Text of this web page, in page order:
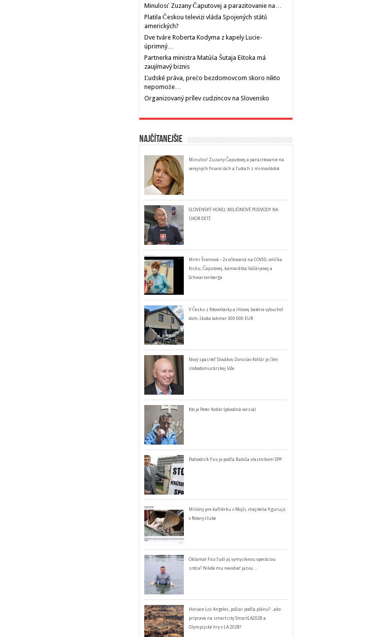
Minulosť Zuzany Čaputovej a parazitovanie na…
Platila Českou televizi vláda Spojených států
amerických?
Dve tváre Roberta Kodyma z kapely Lucie-
úprimný…
Partnerka ministra Matúša Šutaja Eštoka má
zaujímavý biznis
Ľudské práva, prečo bezdomovcom skoro nikto
nepomože…
Organizovaný prílev cudzincov na Slovensko
Najčítanejšie
Minulosť Zuzany Čaputovej a parazitovanie na
verejných financiách a ľudoch z mimovládok
SLOVENSKÝ HOKEJ: MILIÓNOVÉ PODVODY NA
ÚKOR DETÍ
Mimi Šramová – 2x očkovaná na COVID, volička
Kisku, Čaputovej, kamarátka Vašáryovej a
Schwarzenberga
V Česku z fotovoltaiky a lítiovej batérie vybuchol
dom, škoda takmer 300 000 EUR
Nový spasiteľ Slovákov Zoroslav Kollár je člen
slobodomurárskej lóže
Kto je Peter Kotlár (pôvodná verzia)
Podvodník Fico je podľa Babiša vlastníkom SPP
Milióny pre kafilérku v Mojši, majitelia figurujú
v Rotary clube
Oklamal Fico ľudí aj vymyslenou operáciou
srdca? Nikde mu nevidieť jazvu…
Horiace Los Angeles, požiar podľa plánu? ..ako
príprava na smart city SmartLA2028 a
Olympijské hry v LA 2028?